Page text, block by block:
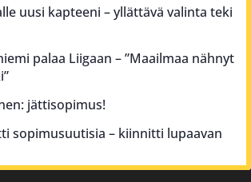
uusi kapteeni – yllättävä valinta teki
palaa Liigaan – ”Maailmaa nähnyt
jättisopimus!
sopimusuutisia – kiinnitti lupaavan